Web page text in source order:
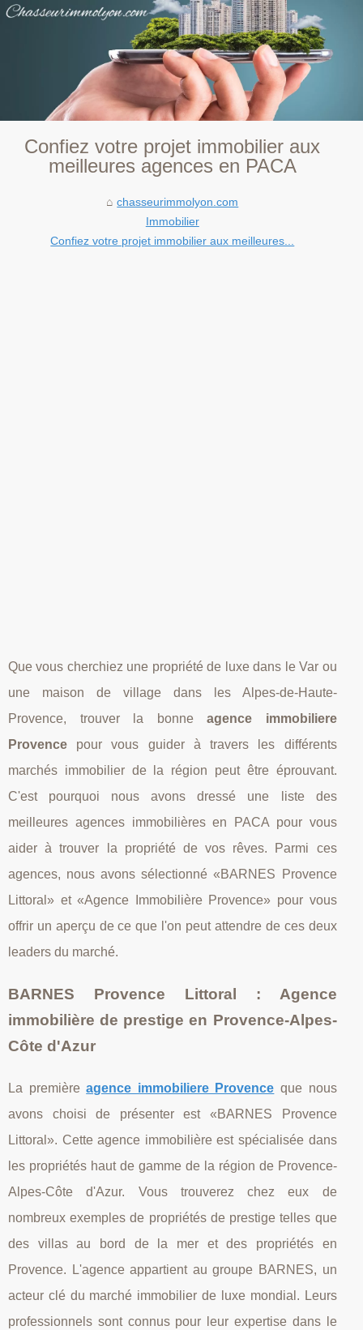
Confiez votre projet immobilier aux
meilleures agences en PACA
chasseurimmolyon.com
Immobilier
Confiez votre projet immobilier aux meilleures...
Que vous cherchiez une propriété de luxe dans le Var ou
une maison de village dans les Alpes-de-Haute-
Provence, trouver la bonneagence immobiliere
Provence pour vous guider à travers les différents
marchés immobilier de la région peut être éprouvant.
C'est pourquoi nous avons dressé une liste des
meilleures agences immobilières en PACA pour vous
aider à trouver la propriété de vos rêves. Parmi ces
agences, nous avons sélectionné «BARNES Provence
Littoral» et «Agence Immobilière Provence» pour vous
offrir un aperçu de ce que l'on peut attendre de ces deux
leaders du marché.
BARNES Provence Littoral : Agence
immobilière de prestige en Provence-Alpes-
Côte d'Azur
La premièreagence immobiliere Provence que nous
avons choisi de présenter est «BARNES Provence
Littoral». Cette agence immobilière est spécialisée dans
les propriétés haut de gamme de la région de Provence-
Alpes-Côte d'Azur. Vous trouverez chez eux de
nombreux exemples de propriétés de prestige telles que
des villas au bord de la mer et des propriétés en
Provence. L'agence appartient au groupe BARNES, un
acteur clé du marché immobilier de luxe mondial. Leurs
professionnels sont connus pour leur expertise dans le